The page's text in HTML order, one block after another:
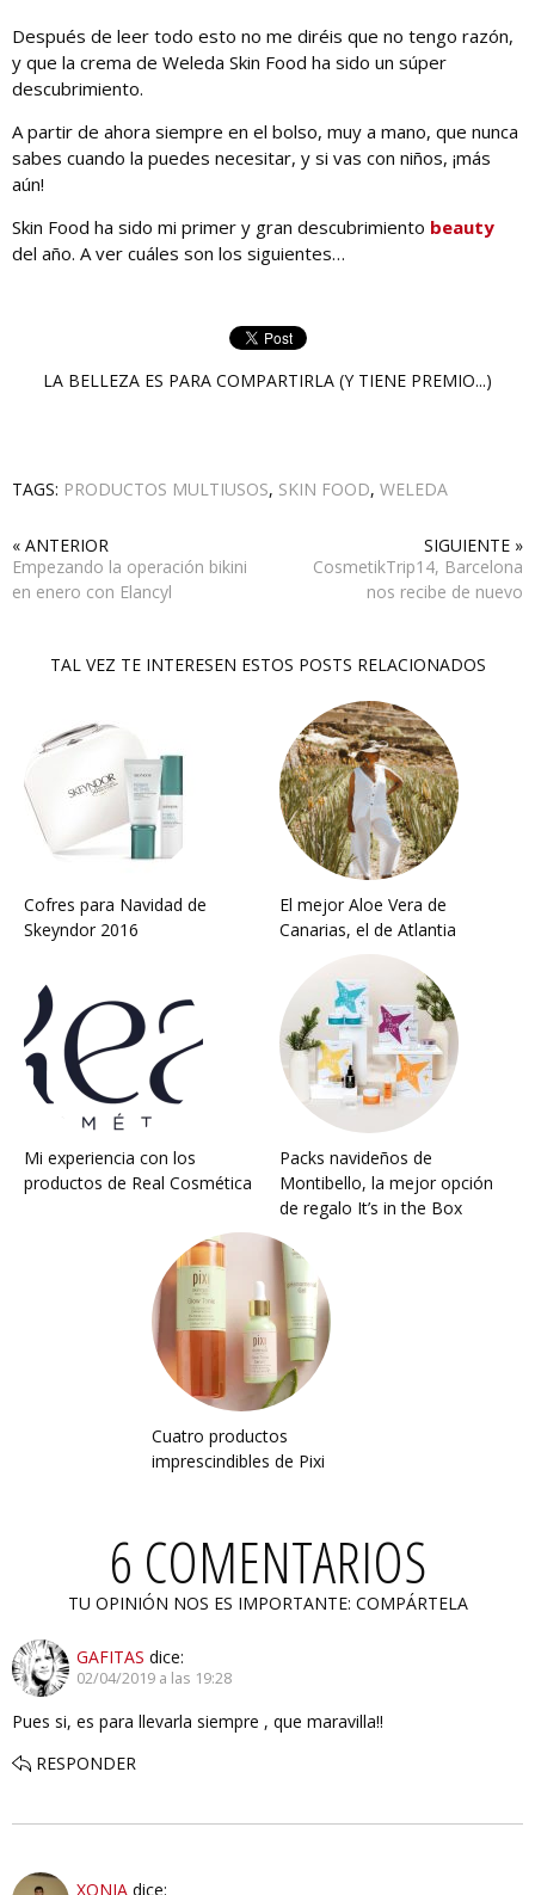
Después de leer todo esto no me diréis que no tengo razón,
y que la crema de Weleda Skin Food ha sido un súper
descubrimiento.
A partir de ahora siempre en el bolso, muy a mano, que nunca
sabes cuando la puedes necesitar, y si vas con niños, ¡más
aún!
Skin Food ha sido mi primer y gran descubrimiento beauty
del año. A ver cuáles son los siguientes…
LA BELLEZA ES PARA COMPARTIRLA (Y TIENE PREMIO...)
TAGS: PRODUCTOS MULTIUSOS, SKIN FOOD, WELEDA
« ANTERIOR
Empezando la operación bikini
en enero con Elancyl
SIGUIENTE »
CosmetikTrip14, Barcelona
nos recibe de nuevo
TAL VEZ TE INTERESEN ESTOS POSTS RELACIONADOS
Cofres para Navidad de
Skeyndor 2016
El mejor Aloe Vera de
Canarias, el de Atlantia
Mi experiencia con los
productos de Real Cosmética
Packs navideños de
Montibello, la mejor opción
de regalo It’s in the Box
Cuatro productos
imprescindibles de Pixi
6 COMENTARIOS
TU OPINIÓN NOS ES IMPORTANTE: COMPÁRTELA
GAFITAS dice:
02/04/2019 a las 19:28
Pues si, es para llevarla siempre , que maravilla!!
RESPONDER
XONIA dice: